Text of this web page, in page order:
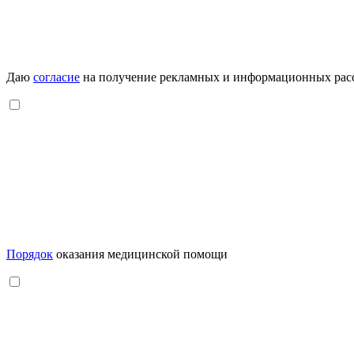
Даю согласие на получение рекламных и информационных
Порядок оказания медицинской помощи